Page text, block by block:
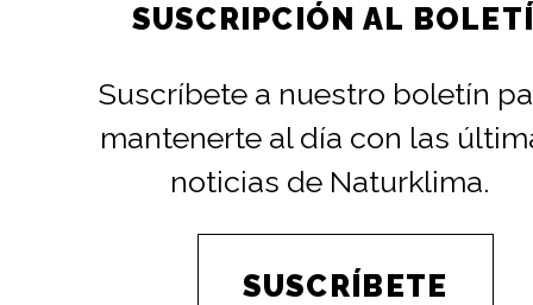
SUSCRIPCIÓN AL
Suscríbete a nuestro boletín
mantenerte al día con las
noticias de Naturklima.
SUSCRÍBETE